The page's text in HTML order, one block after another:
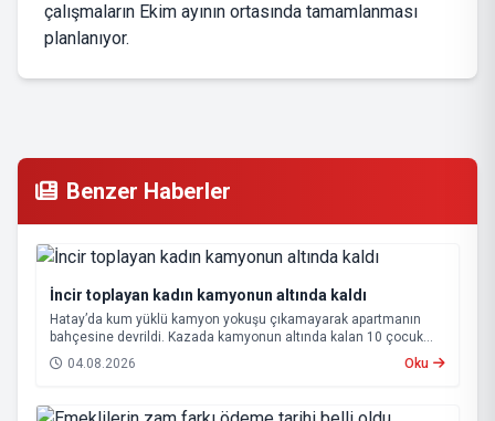
çalışmaların Ekim ayının ortasında tamamlanması
planlanıyor.
Benzer Haberler
İncir toplayan kadın kamyonun altında kaldı
Hatay’da kum yüklü kamyon yokuşu çıkamayarak apartmanın
bahçesine devrildi. Kazada kamyonun altında kalan 10 çocuk
annesi 65 yaşındaki kadın hayatını kaybetti.
04.08.2026 Oku